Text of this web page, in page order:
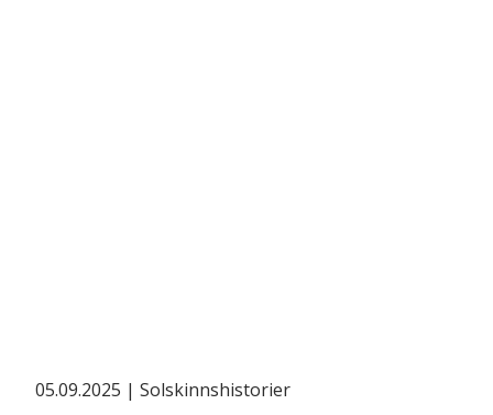
05.09.2025 | Solskinnshistorier